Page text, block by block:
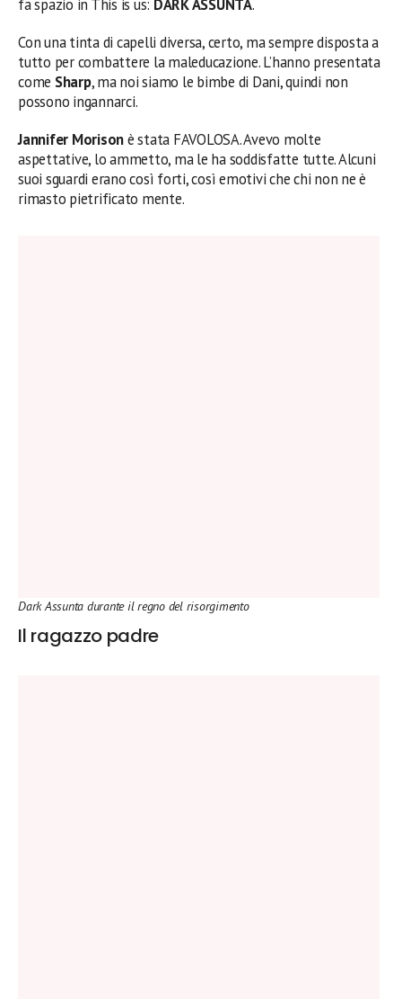
fa spazio in This is us: DARK ASSUNTA.
Con una tinta di capelli diversa, certo, ma sempre disposta a
tutto per combattere la maleducazione. L’hanno presentata
come Sharp, ma noi siamo le bimbe di Dani, quindi non
possono ingannarci.
Jannifer Morisonè stata FAVOLOSA. Avevo molte
aspettative, lo ammetto, ma le ha soddisfatte tutte. Alcuni
suoi sguardi erano così forti, così emotivi che chi non ne è
rimasto pietrificato mente.
Dark Assunta durante il regno del risorgimento
Il ragazzo padre